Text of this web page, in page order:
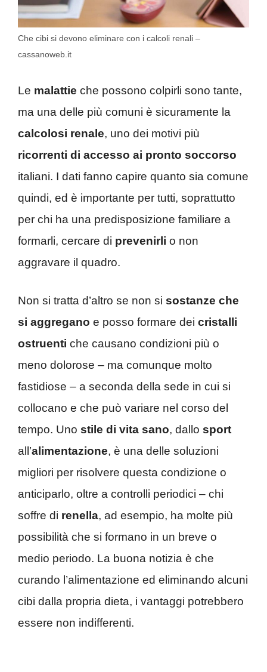
Che cibi si devono eliminare con i calcoli renali –
cassanoweb.it
Le malattie che possono colpirli sono tante,
ma una delle più comuni è sicuramente la
calcolosi renale, uno dei motivi più
ricorrenti di accesso ai pronto soccorso
italiani. I dati fanno capire quanto sia comune
quindi, ed è importante per tutti, soprattutto
per chi ha una predisposizione familiare a
formarli, cercare di prevenirli o non
aggravare il quadro.
Non si tratta d’altro se non si sostanze che
si aggregano e posso formare dei cristalli
ostruenti che causano condizioni più o
meno dolorose – ma comunque molto
fastidiose – a seconda della sede in cui si
collocano e che può variare nel corso del
tempo. Uno stile di vita sano, dallo sport
all’alimentazione, è una delle soluzioni
migliori per risolvere questa condizione o
anticiparlo, oltre a controlli periodici – chi
soffre di renella, ad esempio, ha molte più
possibilità che si formano in un breve o
medio periodo. La buona notizia è che
curando l’alimentazione ed eliminando alcuni
cibi dalla propria dieta, i vantaggi potrebbero
essere non indifferenti.